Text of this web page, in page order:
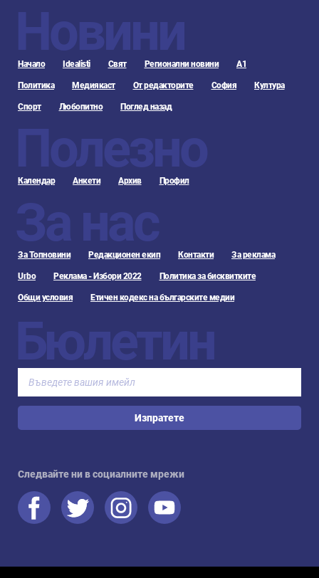
Новини
Начало Idealisti Свят Регионални новини А1
Политика Медиякаст От редакторите София Култура
Спорт Любопитно Поглед назад
Полезно
Календар Анкети Архив Профил
За нас
За Топновини Редакционен екип Контакти За реклама
Urbo Реклама - Избори 2022 Политика за бисквитките
Общи условия Етичен кодекс на българските медии
Бюлетин
Изпратете
Следвайте ни в социалните мрежи